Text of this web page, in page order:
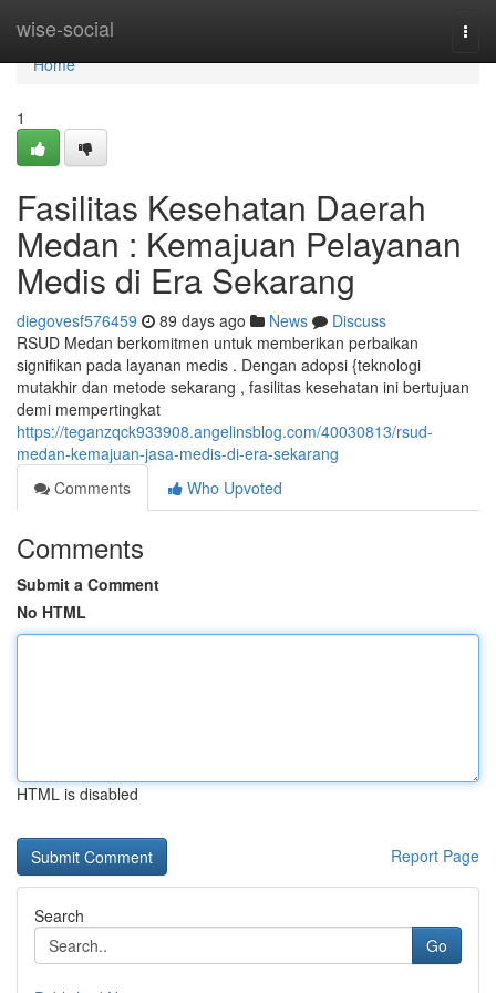
wise-social
Home
Home
1
Fasilitas Kesehatan Daerah
Medan : Kemajuan Pelayanan
Medis di Era Sekarang
diegovesf576459 89 days ago News
Discuss
RSUD Medan berkomitmen untuk memberikan perbaikan
signifikan pada layanan medis . Dengan adopsi {teknologi
mutakhir dan metode sekarang , fasilitas kesehatan ini bertujuan
demi mempertingkat
https://teganzqck933908.angelinsblog.com/40030813/rsud-
medan-kemajuan-jasa-medis-di-era-sekarang
Comments
Who Upvoted
Comments
Submit a Comment
No HTML
HTML is disabled
Report Page
Search
Go